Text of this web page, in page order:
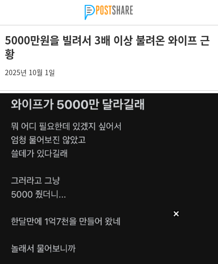
5000만원을 빌려서 3배 이상 불려온 와이프 근
황
2025년 10월 1일